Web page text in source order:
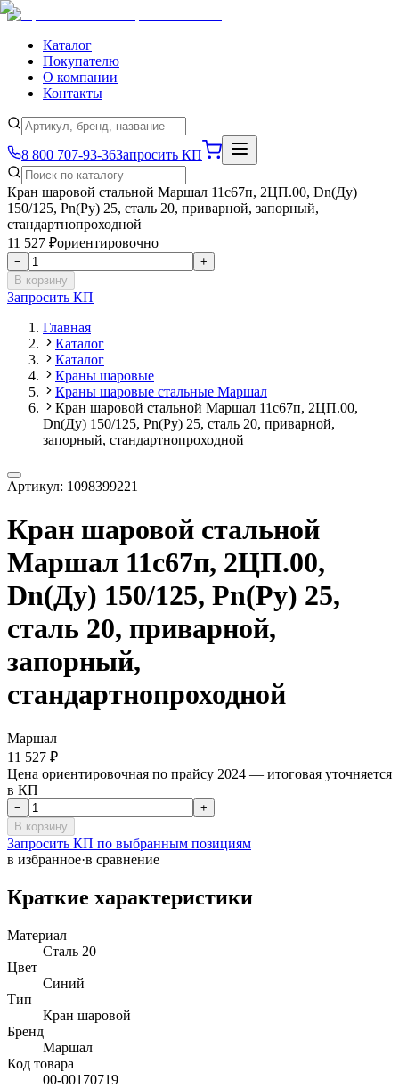
Каталог
Покупателю
О компании
Контакты
8 800 707-93-36Запросить КП
Кран шаровой стальной Маршал 11с67п, 2ЦП.00, Dn(Ду)
150/125, Рn(Ру) 25, сталь 20, приварной, запорный,
стандартнопроходной
11 527 ₽ориентировочно
−
+
В корзину
Запросить КП
Главная
Каталог
Каталог
Краны шаровые
Краны шаровые стальные Маршал
Кран шаровой стальной Маршал 11с67п, 2ЦП.00,
Dn(Ду) 150/125, Рn(Ру) 25, сталь 20, приварной,
запорный, стандартнопроходной
Артикул: 1098399221
Кран шаровой стальной
Маршал 11с67п, 2ЦП.00,
Dn(Ду) 150/125, Рn(Ру) 25,
сталь 20, приварной,
запорный,
стандартнопроходной
Маршал
11 527 ₽
Цена ориентировочная по прайсу 2024 — итоговая уточняется
в КП
−
+
В корзину
Запросить КП по выбранным позициям
в избранное·в сравнение
Краткие характеристики
Материал
Сталь 20
Цвет
Синий
Тип
Кран шаровой
Бренд
Маршал
Код товара
00-00170719